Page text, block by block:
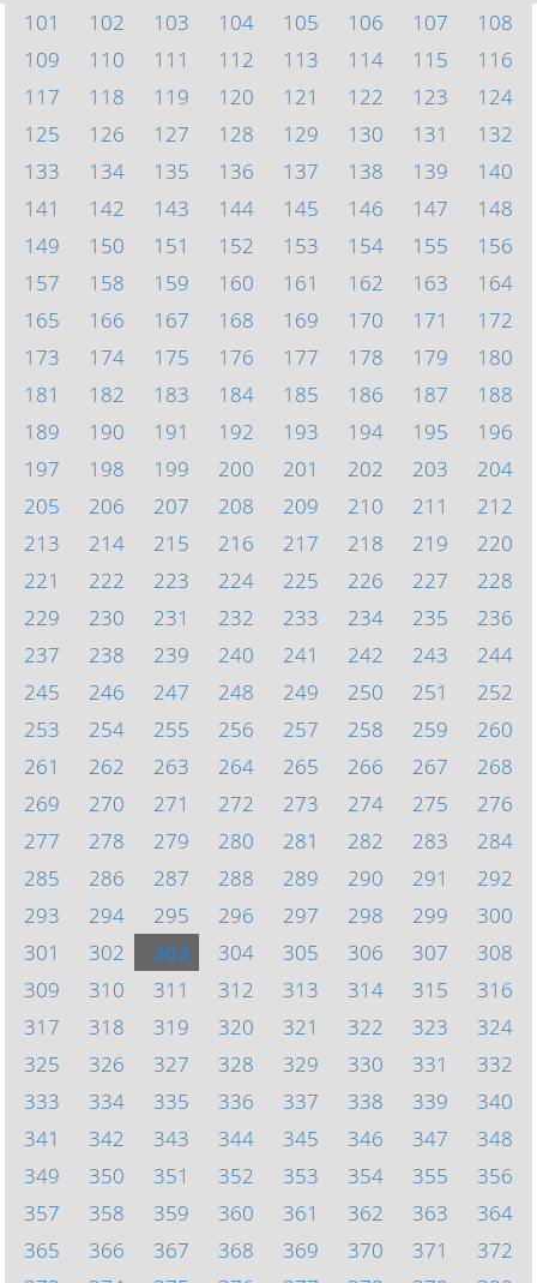
101
102 103 104 105 106 107
108
109
110 111 112 113 114 115
116
117
118 119 120 121 122 123
124
125
126 127 128 129 130 131
132
133
134 135 136 137 138 139
140
141
142 143 144 145 146 147
148
149
150 151 152 153 154 155
156
157
158 159 160 161 162 163
164
165
166 167 168 169 170 171
172
173
174 175 176 177 178 179
180
181
182 183 184 185 186 187
188
189
190 191 192 193 194 195
196
197
198 199 200 201 202 203
204
205
206 207 208 209 210 211
212
213
214 215 216 217 218 219
220
221
222 223 224 225 226 227
228
229
230 231 232 233 234 235
236
237
238 239 240 241 242 243
244
245
246 247 248 249 250 251
252
253
254 255 256 257 258 259
260
261
262 263 264 265 266 267
268
269
270 271 272 273 274 275
276
277
278 279 280 281 282 283
284
285
286 287 288 289 290 291
292
293
294 295 296 297 298 299
300
301
302 303 304 305 306 307
308
309
310 311 312 313 314 315
316
317
318 319 320 321 322 323
324
325
326 327 328 329 330 331
332
333
334 335 336 337 338 339
340
341
342 343 344 345 346 347
348
349
350 351 352 353 354 355
356
357
358 359 360 361 362 363
364
365
366 367 368 369 370 371
372